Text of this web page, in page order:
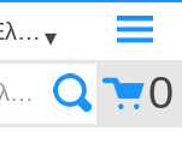
Ελληνικά ▾
0